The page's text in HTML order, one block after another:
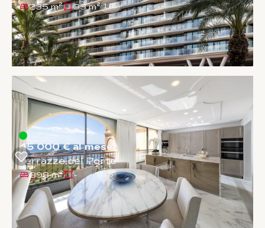
235 m² 33 m² 1/5
45 000 € al mese
Terrazze del Porto
398 m² - 5